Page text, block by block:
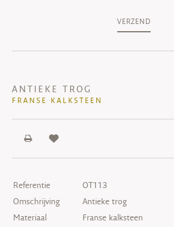
VERZEND
ANTIEKE TROG
FRANSE KALKSTEEN
Referentie
OT113
Omschrijving
Antieke trog
Materiaal
Franse kalksteen